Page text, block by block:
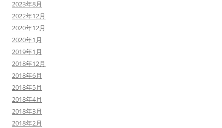
2023年8月
2022年12月
2020年12月
2020年1月
2019年1月
2018年12月
2018年6月
2018年5月
2018年4月
2018年3月
2018年2月